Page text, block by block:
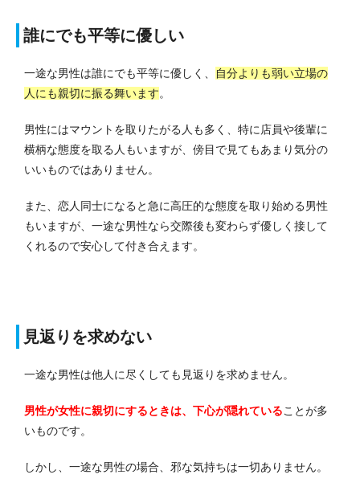
誰にでも平等に優しい
一途な男性は誰にでも平等に優しく、
自分よりも弱い立場の
人にも親切に振る舞います。
男性にはマウントを取りたがる人も多く、特に店員や後輩に
横柄な態度を取る人もいますが、傍目で見てもあまり気分の
いいものではありません。
また、恋人同士になると急に高圧的な態度を取り始める男性
もいますが、一途な男性なら交際後も変わらず優しく接して
くれるので安心して付き合えます。
見返りを求めない
一途な男性は他人に尽くしても見返りを求めません。
男性が女性に親切にするときは、下心が隠れていることが多
いものです。
しかし、一途な男性の場合、邪な気持ちは一切ありません。